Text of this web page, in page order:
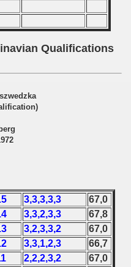
Qualifications
3,3,3,3,3
67,0
3,3,2,3,3
67,8
3,2,3,3,2
67,0
3,3,1,2,3
66,7
2,2,2,3,2
67,0